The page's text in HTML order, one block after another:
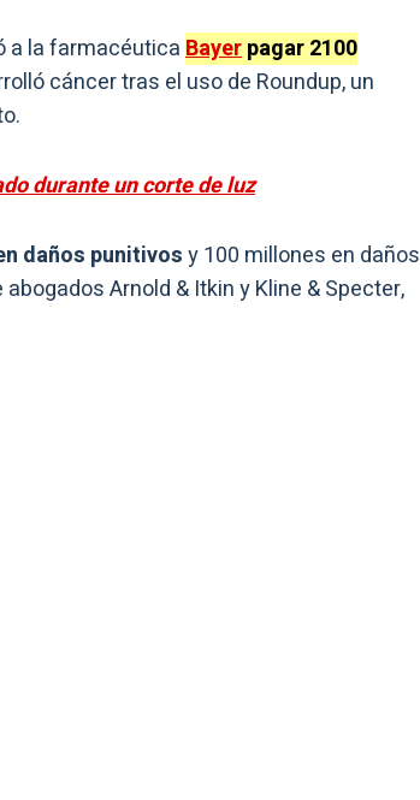
a la farmacéuticaBayerpagar 2100
cáncer tras el uso de Roundup, un
durante un corte de luz
daños punitivosy 100 millones en daños
Arnold & Itkin y Kline & Specter,